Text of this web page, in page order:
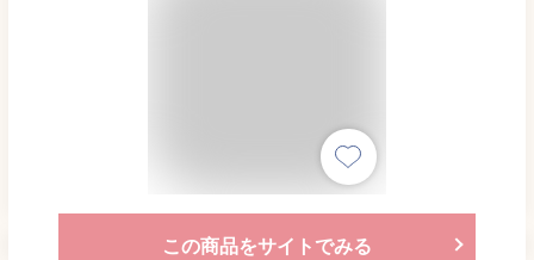
この商品をサイトでみる